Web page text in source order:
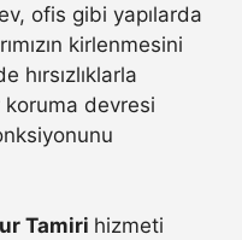
ofis gibi yapılarda
kirlenmesini
hırsızlıklarla
koruma devresi
Tamiri hizmeti